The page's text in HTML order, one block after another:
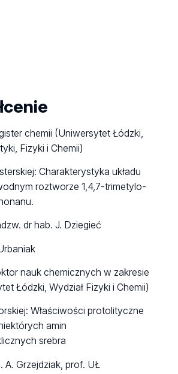
chemii (Uniwersytet Łódzki,
Fizyki i Chemii)
Charakterystyka układu
roztworze 1,4,7-trimetylo-
dr hab. J. Dziegieć
nauk chemicznych w zakresie
Łódzki, Wydział Fizyki i Chemii)
Właściwości protolityczne
amin
srebra
A. Grzejdziak, prof. UŁ